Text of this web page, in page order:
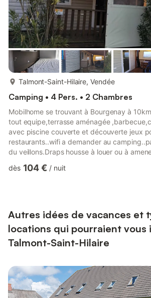
Talmont-Saint-Hilaire, Vendée
Camping • 4 Pers. • 2 Chambres
Mobilhome se trouvant à Bourgenay à
tout equipe,terrasse aménagée
avec piscine couverte et découverte jeux
restaurants..wifi a demander au
du veillons.Draps housse à louer ou à
dès 104 € / nuit
Autres idées de vacances et
locations qui pourraient vous
Talmont-Saint-Hilaire